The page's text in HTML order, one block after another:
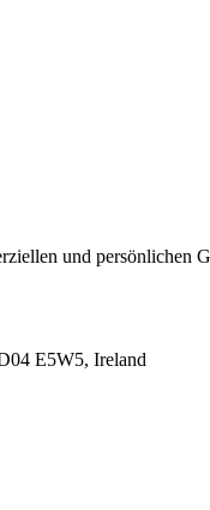
und persönlichen
E5W5, Ireland